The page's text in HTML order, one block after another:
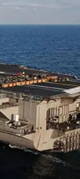
مسکن؛ فنر
شده
کارنامه
درآمد
خودرو گران